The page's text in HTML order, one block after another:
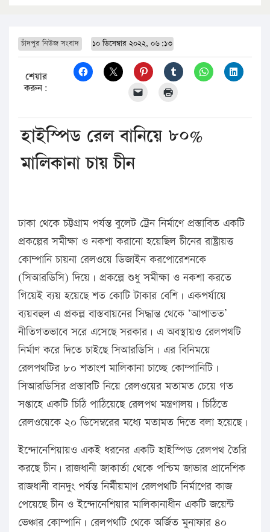
চাঁদপুর নিউজ সংবাদ ১০ ডিসেম্বার ২০২২, ০৬:১৩
শেয়ার
করুন:
হাইস্পিড রেল বানিয়ে ৮০%
মালিকানা চায় চীন
ঢাকা থেকে চট্টগ্রাম পর্যন্ত বুলেট ট্রেন নির্মাণে প্রস্তাবিত একটি
প্রকল্পের সমীক্ষা ও নকশা করানো হয়েছিল চীনের রাষ্ট্রায়ত্ত
কোম্পানি চায়না রেলওয়ে ডিজাইন করপোরেশনকে
(সিআরডিসি) দিয়ে। প্রকল্পে শুধু সমীক্ষা ও নকশা করতে
গিয়েই ব্যয় হয়েছে শত কোটি টাকার বেশি। একপর্যায়ে
ব্যয়বহুল এ প্রকল্প বাস্তবায়নের সিদ্ধান্ত থেকে ‘আপাতত’
নীতিগতভাবে সরে এসেছে সরকার। এ অবস্থায়ও রেলপথটি
নির্মাণ করে দিতে চাইছে সিআরডিসি। এর বিনিময়ে
রেলপথটির ৮০ শতাংশ মালিকানা চাচ্ছে কোম্পানিটি।
সিআরডিসির প্রস্তাবটি নিয়ে রেলওয়ের মতামত চেয়ে গত
সপ্তাহে একটি চিঠি পাঠিয়েছে রেলপথ মন্ত্রণালয়। চিঠিতে
রেলওয়েকে ২০ ডিসেম্বরের মধ্যে মতামত দিতে বলা হয়েছে।
ইন্দোনেশিয়ায়ও একই ধরনের একটি হাইস্পিড রেলপথ তৈরি
করছে চীন। রাজধানী জাকার্তা থেকে পশ্চিম জাভার প্রাদেশিক
রাজধানী বানদুং পর্যন্ত নির্মীয়মাণ রেলপথটি নির্মাণের কাজ
পেয়েছে চীন ও ইন্দোনেশিয়ার মালিকানাধীন একটি জয়েন্ট
ভেঞ্চার কোম্পানি। রেলপথটি থেকে অর্জিত মুনাফার ৪০